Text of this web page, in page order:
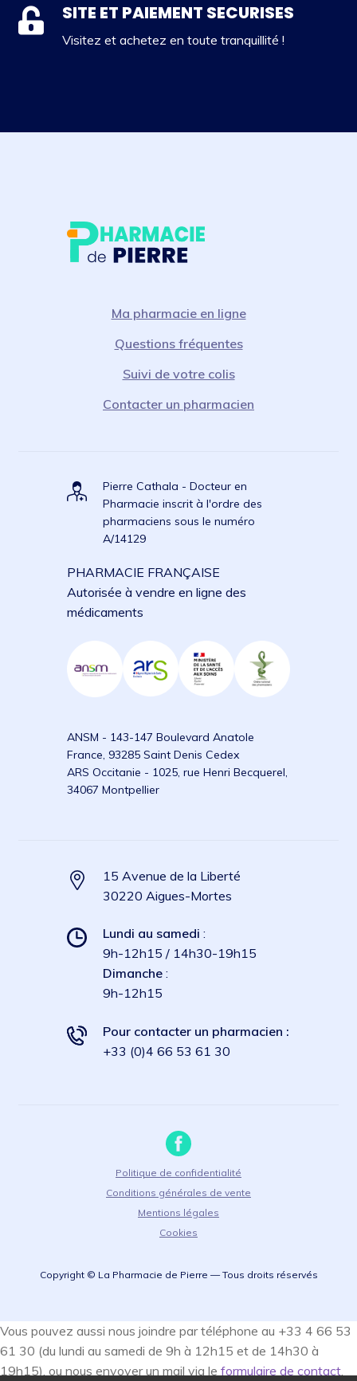
SITE ET PAIEMENT SECURISES
Visitez et achetez en toute tranquillité !
Ma pharmacie en ligne
Questions fréquentes
Suivi de votre colis
Contacter un pharmacien
Pierre Cathala - Docteur en
Pharmacie inscrit à l'ordre des
pharmaciens sous le numéro
A/14129
PHARMACIE FRANÇAISE
Autorisée à vendre en ligne des
médicaments
ANSM - 143-147 Boulevard Anatole
France, 93285 Saint Denis Cedex
ARS Occitanie - 1025, rue Henri Becquerel,
34067 Montpellier
15 Avenue de la Liberté
30220 Aigues-Mortes
Lundi au samedi :
9h-12h15 / 14h30-19h15
Dimanche :
9h-12h15
Pour contacter un pharmacien :
+33 (0)4 66 53 61 30
Politique de confidentialité
Conditions générales de vente
Mentions légales
Cookies
Copyright © La Pharmacie de Pierre — Tous droits réservés
Vous pouvez aussi nous joindre par téléphone au +33 4 66 53
61 30 (du lundi au samedi de 9h à 12h15 et de 14h30 à
19h15), ou nous envoyer un mail via le formulaire de contact.